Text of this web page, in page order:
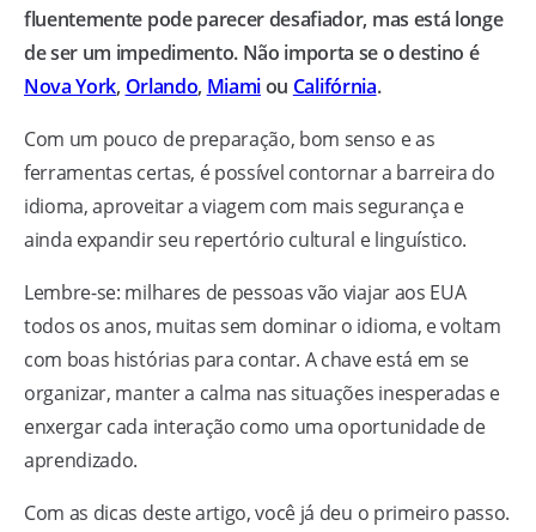
fluentemente pode parecer desafiador, mas está longe
de ser um impedimento. Não importa se o destino é
Nova York, Orlando, Miamiou Califórnia.
Com um pouco de preparação, bom senso e as
ferramentas certas, é possível contornar a barreira do
idioma, aproveitar a viagem com mais segurança e
ainda expandir seu repertório cultural e linguístico.
Lembre-se: milhares de pessoas vão viajar aos EUA
todos os anos, muitas sem dominar o idioma, e voltam
com boas histórias para contar. A chave está em se
organizar, manter a calma nas situações inesperadas e
enxergar cada interação como uma oportunidade de
aprendizado.
Com as dicas deste artigo, você já deu o primeiro passo.